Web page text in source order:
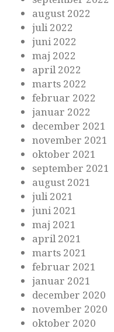
august 2022
juli 2022
juni 2022
maj 2022
april 2022
marts 2022
februar 2022
januar 2022
december 2021
november 2021
oktober 2021
september 2021
august 2021
juli 2021
juni 2021
maj 2021
april 2021
marts 2021
februar 2021
januar 2021
december 2020
november 2020
oktober 2020